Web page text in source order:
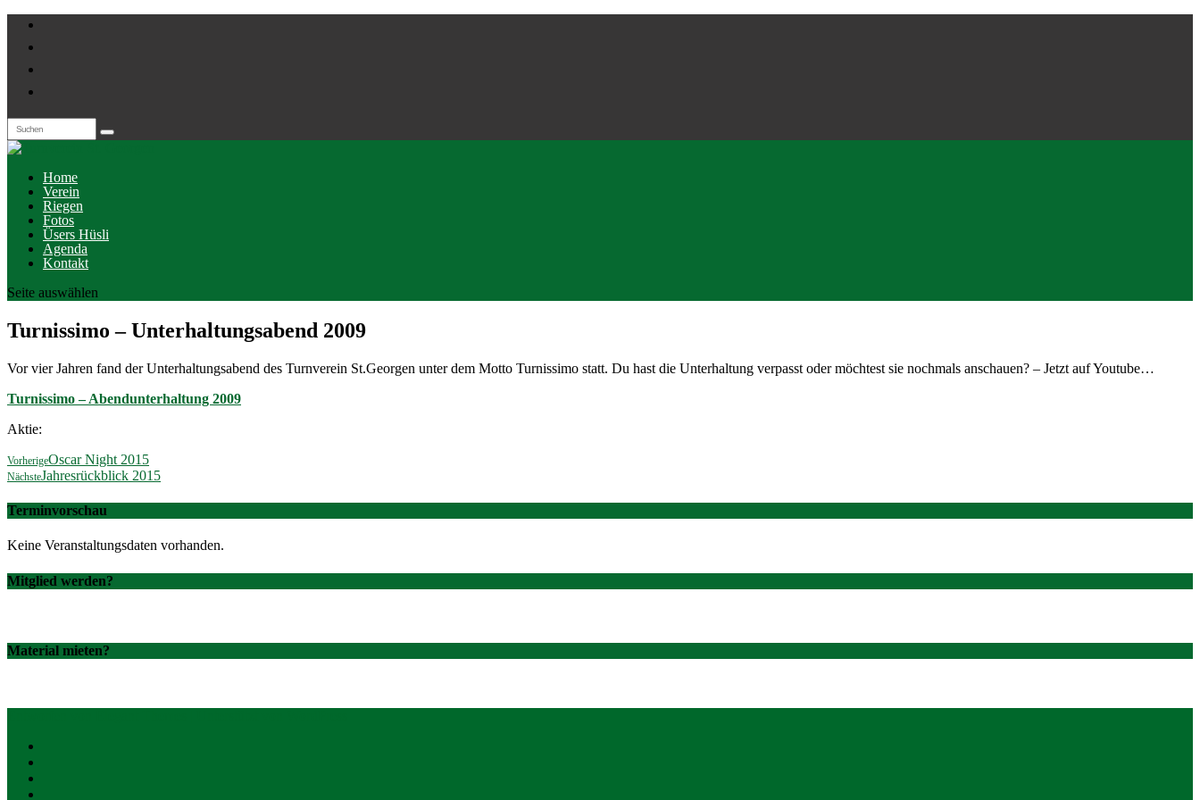
Home
Verein
Riegen
Fotos
Üsers Hüsli
Agenda
Kontakt
Seite auswählen
Turnissimo – Unterhaltungsabend 2009
Vor vier Jahren fand der Unterhaltungsabend des Turnverein St.Georgen unter dem Motto Turnissimo statt. Du hast die Unterhaltung verpasst oder möchtest sie nochmals anschauen? – Jetzt auf Youtube…
Turnissimo – Abendunterhaltung 2009
Aktie:
VorherigeOscar Night 2015
NächsteJahresrückblick 2015
Terminvorschau
Keine Veranstaltungsdaten vorhanden.
Mitglied werden?
Material mieten?